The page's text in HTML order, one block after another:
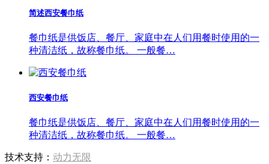
简述西安餐巾纸
餐巾纸是供饭店、餐厅、家庭中在人们用餐时使用的一
种清洁纸，故称餐巾纸。 一般餐…
西安餐巾纸
餐巾纸是供饭店、餐厅、家庭中在人们用餐时使用的一
种清洁纸，故称餐巾纸。 一般餐…
技术支持： 动力无限